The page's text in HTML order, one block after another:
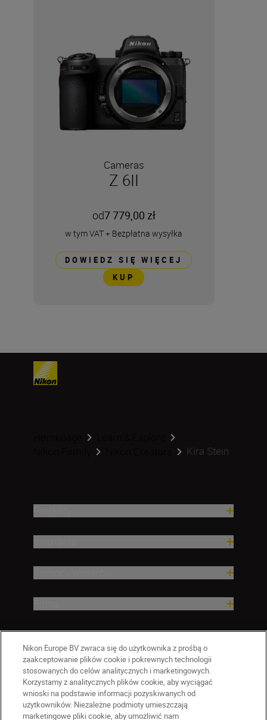
Cameras
Z 6II
od7 779,00 zł
w tym VAT+ Bezpłatna wysyłka
DOWIEDZ SIĘ WIĘCEJ
KUP
Kira Stein
Nikon Europe BV zwraca się do użytkownika z prośbą o
zaakceptowanie plików cookie i pokrewnych technologii
stosowanych do celów analitycznych i marketingowych.
Korzystamy z analitycznych plików cookie, aby wyciągać
wnioski na podstawie informacji pozyskiwanych od
użytkowników. Niezależne podmioty umieszczają
marketingowe pliki cookie, aby umożliwić nam